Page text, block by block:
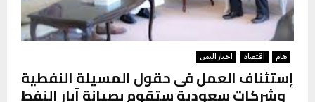
اخبار اليمن اقتصاد هام
إستئناف العمل فى حقول المسيلة النفطية
وشركات سعودية ستقوم بصيانة آبار النفط